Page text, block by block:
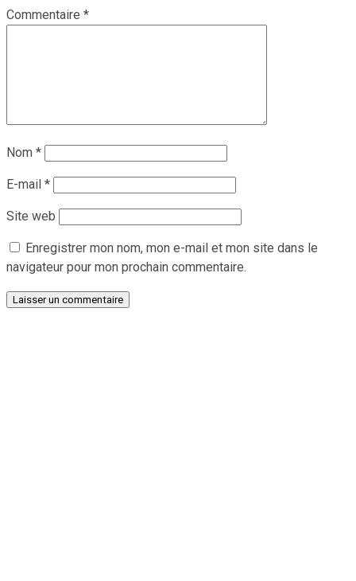
Commentaire *
Nom *
E-mail *
Site web
Enregistrer mon nom, mon e-mail et mon site dans le
navigateur pour mon prochain commentaire.